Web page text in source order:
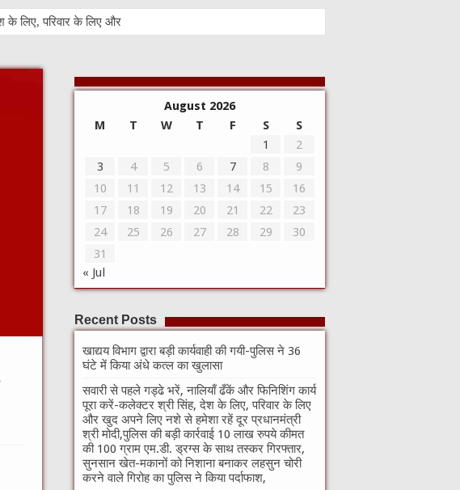
August 2026
M
T W T F S
S
1
2
3
4 5 6 7 8
9
10
11 12 13 14 15
16
17
18 19 20 21 22
23
24
25 26 27 28 29
30
31
« Jul
Recent Posts
खाद्यय विभाग द्वारा बड़ी कार्यवाही की गयी-पुलिस ने 36
घंटे में किया अंधे कत्ल का खुलासा
सवारी से पहले गड्ढे भरें, नालियाँ ढँकें और फिनिशिंग कार्य
पूरा करें-कलेक्टर श्री सिंह, देश के लिए, परिवार के लिए
और खुद अपने लिए नशे से हमेशा रहें दूर प्रधानमंत्री
श्री मोदी,पुलिस की बड़ी कार्रवाई 10 लाख रुपये कीमत
की 100 ग्राम एम.डी. ड्रग्स के साथ तस्कर गिरफ्तार,
सुनसान खेत-मकानों को निशाना बनाकर लहसुन चोरी
करने वाले गिरोह का पुलिस ने किया पर्दाफाश,